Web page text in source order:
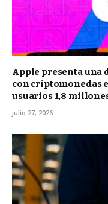
Apple presenta una
con criptomonedas
usuarios 1,8
julio 27, 2026